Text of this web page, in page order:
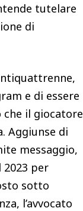
tutelare
di
e di essere
che il giocatore
Aggiunse di
messaggio,
2023 per
sotto
l’avvocato